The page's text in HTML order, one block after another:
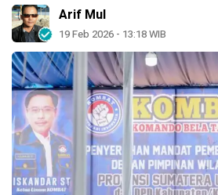
Arif Mul
19 Feb 2026 - 13:18 WIB